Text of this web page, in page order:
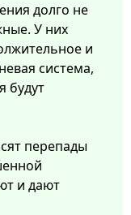
долго не
У них
и
система,
будут
перепады
и дают